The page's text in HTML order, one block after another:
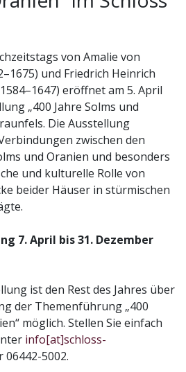
von Amalie von
und Friedrich Heinrich
eröffnet am 5. April
„400 Jahre Solms und
Die Ausstellung
zwischen den
und Oranien und besonders
und kulturelle Rolle von
beider Häuser in stürmischen
7. April bis 31. Dezember
ist den Rest des Jahres über
der Themenführung „400
möglich. Stellen Sie einfach
info[at]schloss-
06442-5002.